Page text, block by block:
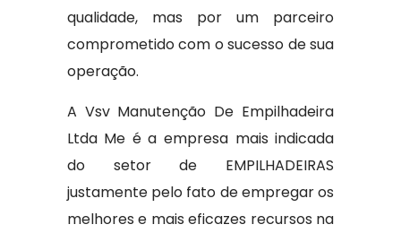
qualidade, mas por um parceiro
comprometido com o sucesso de sua
operação.
A Vsv Manutenção De Empilhadeira
Ltda Me é a empresa mais indicada
do setor de EMPILHADEIRAS
justamente pelo fato de empregar os
melhores e mais eficazes recursos na